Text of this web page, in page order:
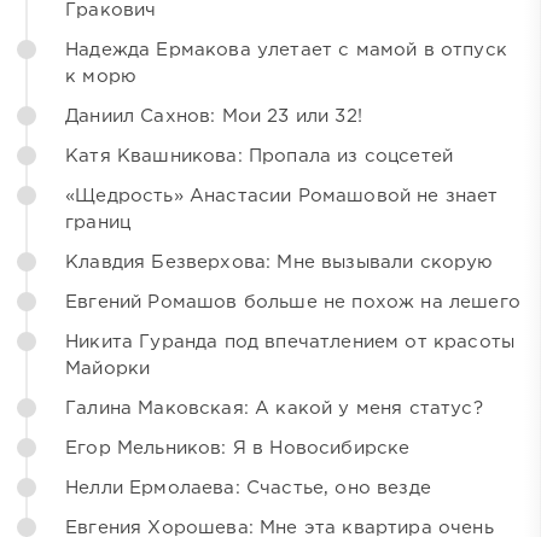
Гракович
Надежда Ермакова улетает с мамой в отпуск
к морю
Даниил Сахнов: Мои 23 или 32!
Катя Квашникова: Пропала из соцсетей
«Щедрость» Анастасии Ромашовой не знает
границ
Клавдия Безверхова: Мне вызывали скорую
Евгений Ромашов больше не похож на лешего
Никита Гуранда под впечатлением от красоты
Майорки
Галина Маковская: А какой у меня статус?
Егор Мельников: Я в Новосибирске
Нелли Ермолаева: Счастье, оно везде
Евгения Хорошева: Мне эта квартира очень